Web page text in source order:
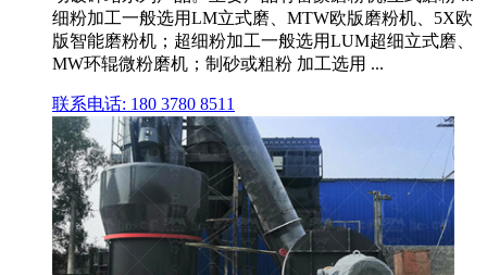
细粉加工一般选用LM立式磨、MTW欧版磨粉机、5X欧
版智能磨粉机；超细粉加工一般选用LUM超细立式磨、
MW环辊微粉磨机；制砂或粗粉 加工选用 ...
联系电话: 180 3780 8511